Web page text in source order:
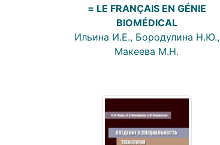
= LE FRANÇAIS EN GÉNIE
BIOMÉDICAL
Ильина И.Е., Бородулина Н.Ю.,
Макеева М.Н.